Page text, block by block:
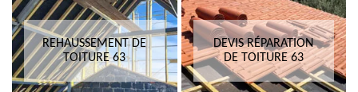
REHAUSSEMENT DE
TOITURE 63
DEVIS RÉPARATION
DE TOITURE 63